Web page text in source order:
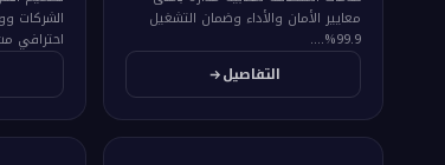
معايير الأمان والأداء وضمان التشغيل
99.9%....
التفاصيل
الشركات
احترافي